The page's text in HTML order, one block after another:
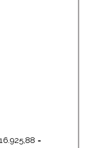
16.925,88 =